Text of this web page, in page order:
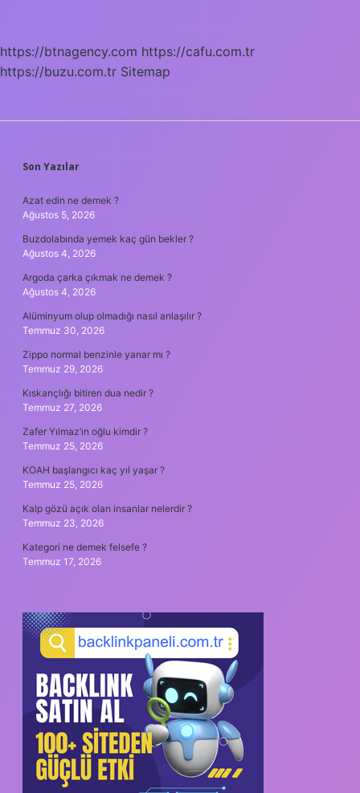
https://btnagency.com https://cafu.com.tr
https://buzu.com.tr Sitemap
SIDEBAR
Son Yazılar
Azat edin ne demek ?
Ağustos 5, 2026
Buzdolabında yemek kaç gün bekler ?
Ağustos 4, 2026
Argoda çarka çıkmak ne demek ?
Ağustos 4, 2026
Alüminyum olup olmadığı nasıl anlaşılır ?
Temmuz 30, 2026
Zippo normal benzinle yanar mı ?
Temmuz 29, 2026
Kıskançlığı bitiren dua nedir ?
Temmuz 27, 2026
Zafer Yılmaz’ın oğlu kimdir ?
Temmuz 25, 2026
KOAH başlangıcı kaç yıl yaşar ?
Temmuz 25, 2026
Kalp gözü açık olan insanlar nelerdir ?
Temmuz 23, 2026
Kategori ne demek felsefe ?
Temmuz 17, 2026